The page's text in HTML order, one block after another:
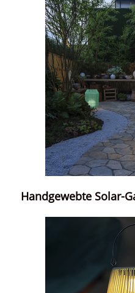
Handgewebte Solar-